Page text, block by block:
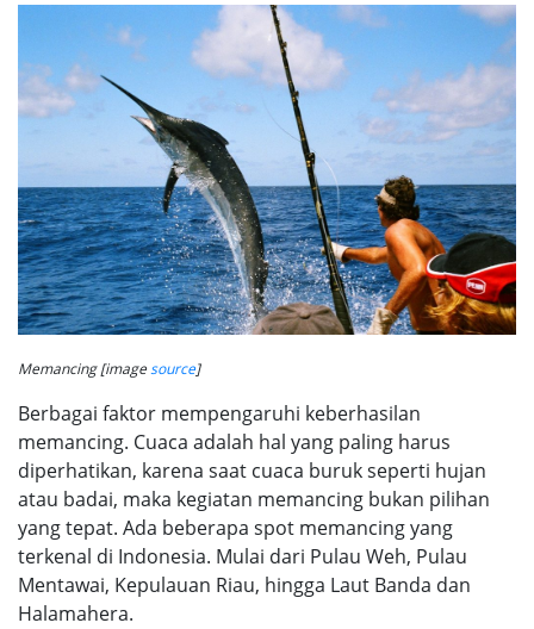
Memancing [imagesource]
Berbagai faktor mempengaruhi keberhasilan
memancing. Cuaca adalah hal yang paling harus
diperhatikan, karena saat cuaca buruk seperti hujan
atau badai, maka kegiatan memancing bukan pilihan
yang tepat. Ada beberapa spot memancing yang
terkenal di Indonesia. Mulai dari Pulau Weh, Pulau
Mentawai, Kepulauan Riau, hingga Laut Banda dan
Halamahera.